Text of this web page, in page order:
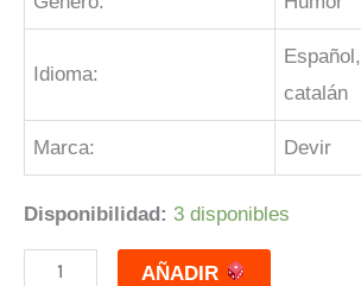
Idioma:
catalán
Marca: Devir
Disponibilidad: 3 disponibles
AÑADIR